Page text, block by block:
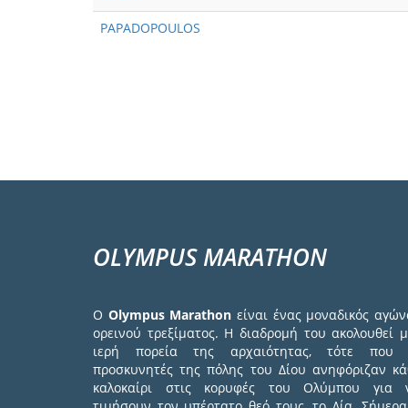
PAPADOPOULOS
OLYMPUS MARATHON
Ο Olympus Marathon είναι ένας μοναδικός
ορεινού τρεξίματος. Η διαδρομή του ακολουθεί
ιερή πορεία της αρχαιότητας, τότε που
προσκυνητές της πόλης του Δίου ανηφόριζαν
καλοκαίρι στις κορυφές του Ολύμπου για